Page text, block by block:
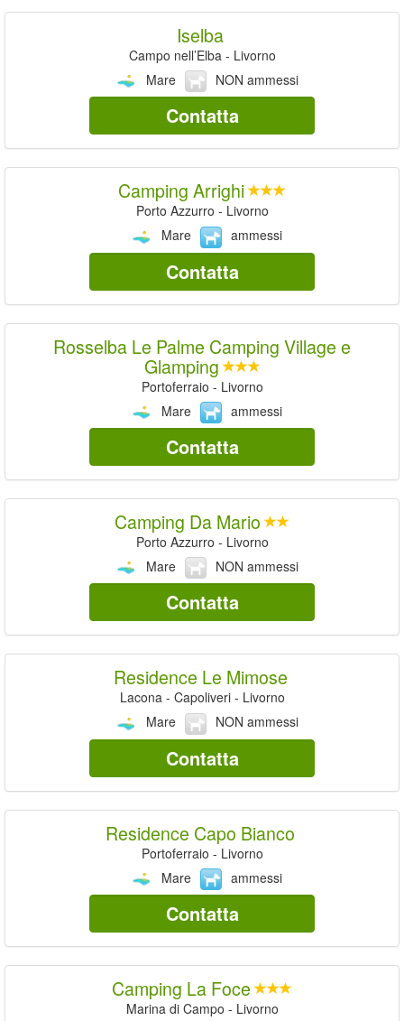
Iselba
Campo nell’Elba - Livorno
Mare
NON ammessi
Contatta
Camping Arrighi
Porto Azzurro - Livorno
Mare
ammessi
Contatta
Rosselba Le Palme Camping Village e
Glamping
Portoferraio - Livorno
Mare
ammessi
Contatta
Camping Da Mario
Porto Azzurro - Livorno
Mare
NON ammessi
Contatta
Residence Le Mimose
Lacona - Capoliveri - Livorno
Mare
NON ammessi
Contatta
Residence Capo Bianco
Portoferraio - Livorno
Mare
ammessi
Contatta
Camping La Foce
Marina di Campo - Livorno